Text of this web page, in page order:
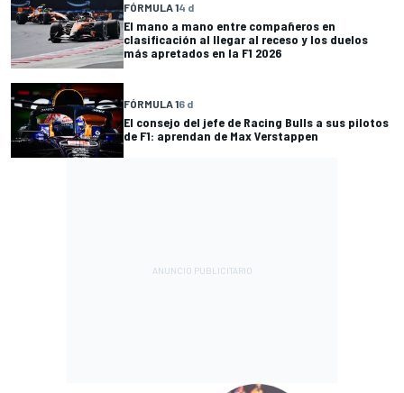
FÓRMULA 14 d
El mano a mano entre compañeros en
clasificación al llegar al receso y los duelos
más apretados en la F1 2026
FÓRMULA 16 d
El consejo del jefe de Racing Bulls a sus pilotos
de F1: aprendan de Max Verstappen